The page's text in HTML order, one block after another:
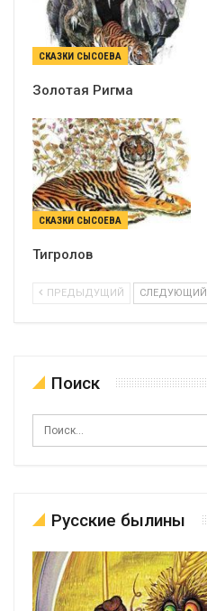
СКАЗКИ СЫСОЕВА
Золотая Ригма
СКАЗКИ СЫСОЕВА
Тигролов
ПРЕДЫДУЩИЙ СЛЕДУЮЩИЙ
Поиск
Русские былины